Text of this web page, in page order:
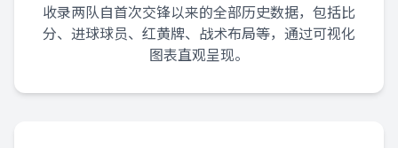
收录两队自首次交锋以来的全部历史数据，包括比
分、进球球员、红黄牌、战术布局等，通过可视化
图表直观呈现。